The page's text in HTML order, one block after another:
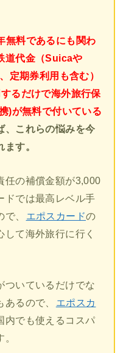
無料であるにも関わ
道代金（Suicaや
定期券利用も含む）
るだけで海外旅行保
)が無料で付いている
、これらの悩みを今
す。
任の補償金額が3,000
ドでは最高レベル手
、
エポスカードの
て海外旅行に行く
ついているだけでな
るので、
エポスカ
内でも使えるコスパ